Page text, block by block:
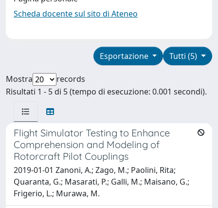
Scheda docente sul sito di Ateneo
Tutti (5)
Esportazione
Mostra
records
Risultati 1 - 5 di 5 (tempo di esecuzione: 0.001 secondi).
Flight Simulator Testing to Enhance
Comprehension and Modeling of
Rotorcraft Pilot Couplings
2019-01-01 Zanoni, A.; Zago, M.; Paolini, Rita;
Quaranta, G.; Masarati, P.; Galli, M.; Maisano, G.;
Frigerio, L.; Murawa, M.